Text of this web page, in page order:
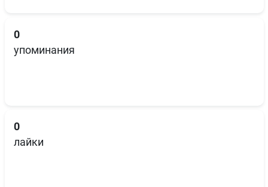
0
упоминания
0
лайки